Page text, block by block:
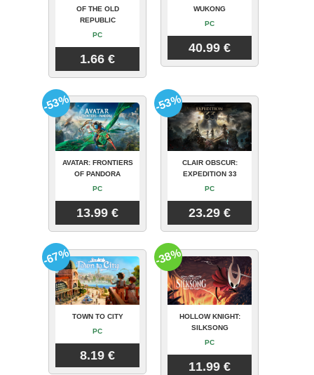
OF THE OLD
REPUBLIC
PC
1.66 €
WUKONG
PC
40.99 €
AVATAR: FRONTIERS
OF PANDORA
PC
13.99 €
-53%
CLAIR OBSCUR:
EXPEDITION 33
PC
23.29 €
-53%
TOWN TO CITY
PC
8.19 €
-67%
HOLLOW KNIGHT:
SILKSONG
PC
11.99 €
-38%